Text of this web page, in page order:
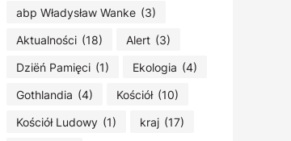
abp Władysław Wanke (3)
Aktualności (18) Alert (3)
Dziëń Pamięci (1) Ekologia (4)
Gothlandia (4) Kościół (10)
Kościół Ludowy (1) kraj (17)